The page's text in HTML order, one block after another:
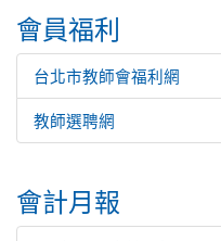
會員福利
台北市教師會福利網
教師選聘網
會計月報